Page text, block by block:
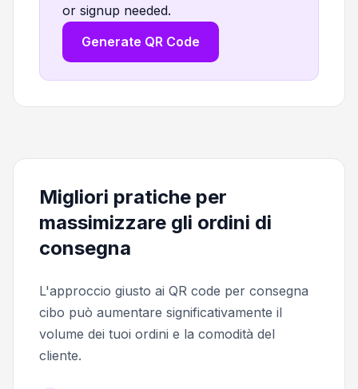
or signup needed.
Generate QR Code
Migliori pratiche per
massimizzare gli ordini di
consegna
L'approccio giusto ai QR code per consegna
cibo può aumentare significativamente il
volume dei tuoi ordini e la comodità del
cliente.